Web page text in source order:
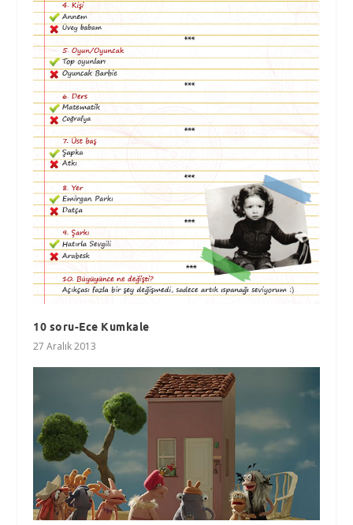
10 soru-Ece Kumkale
27 Aralık 2013